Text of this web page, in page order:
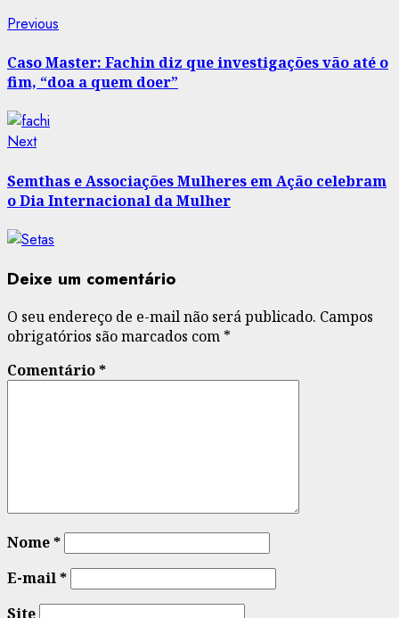
Post
navigation
Previous
Caso Master: Fachin diz que investigações vão até o
fim, “doa a quem doer”
NextNext
Semthas e Associações Mulheres em Ação celebram
o Dia Internacional da Mulher
Deixe um comentário
O seu endereço de e-mail não será publicado. Campos
obrigatórios são marcados com *
Comentário*
Nome*
E-mail*
Site